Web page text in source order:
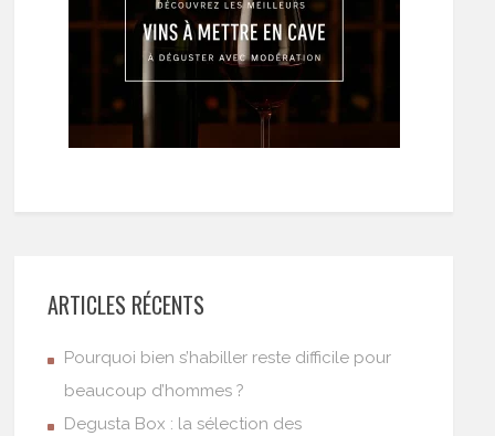
ARTICLES RÉCENTS
Pourquoi bien s’habiller reste difficile pour
beaucoup d’hommes ?
Degusta Box : la sélection des